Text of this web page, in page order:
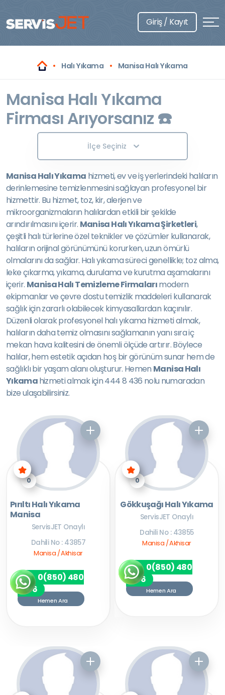
Giriş / Kayıt
Halı Yıkama Manisa Halı Yıkama
Manisa Halı Yıkama
Firması Arıyorsanız ☎️
İlçe Seçiniz
Manisa Halı Yıkama hizmeti, ev ve iş yerlerindeki halıların
derinlemesine temizlenmesini sağlayan profesyonel bir
hizmettir. Bu hizmet, toz, kir, alerjen ve
mikroorganizmaların halılardan etkili bir şekilde
arındırılmasını içerir. Manisa Halı Yıkama Şirketleri,
çeşitli halı türlerine özel teknikler ve çözümler kullanarak,
halıların orijinal görünümünü korurken, uzun ömürlü
olmalarını da sağlar. Halı yıkama süreci genellikle; toz alma,
leke çıkarma, yıkama, durulama ve kurutma aşamalarını
içerir. Manisa Halı Temizleme Firmalarımodern
ekipmanlar ve çevre dostu temizlik maddeleri kullanarak
sağlık için zararlı olabilecek kimyasallardan kaçınılır.
Düzenli olarak profesyonel halı yıkama hizmeti almak,
halıların daha temiz olmasını sağlamanın yanı sıra iç
mekan hava kalitesini de önemli ölçüde artırır. Böylece
halılar, hem estetik açıdan hoş bir görünüm sunar hem de
sağlıklı bir yaşam alanı oluşturur. Hemen Manisa Halı
Yıkamahizmeti almak için 444 8 436 nolu numaradan
bize ulaşabilirsiniz.
0
Pırıltı Halı Yıkama
Manisa
ServisJET Onaylı
Dahili No : 43857
Manisa / Akhisar
0(850) 480
7256
Hemen Ara
0
Gökkuşağı Halı Yıkama
ServisJET Onaylı
Dahili No : 43855
Manisa / Akhisar
0(850) 480
7256
Hemen Ara